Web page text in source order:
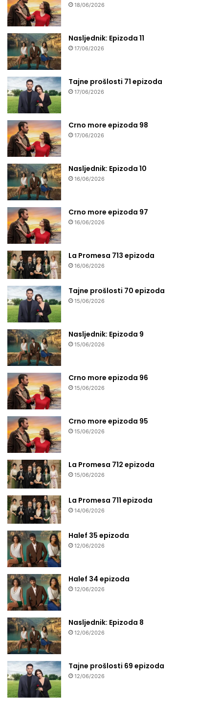
18/06/2026
Nasljednik: Epizoda 11
17/06/2026
Tajne prošlosti 71 epizoda
17/06/2026
Crno more epizoda 98
17/06/2026
Nasljednik: Epizoda 10
16/06/2026
Crno more epizoda 97
16/06/2026
La Promesa 713 epizoda
16/06/2026
Tajne prošlosti 70 epizoda
15/06/2026
Nasljednik: Epizoda 9
15/06/2026
Crno more epizoda 96
15/06/2026
Crno more epizoda 95
15/06/2026
La Promesa 712 epizoda
15/06/2026
La Promesa 711 epizoda
14/06/2026
Halef 35 epizoda
12/06/2026
Halef 34 epizoda
12/06/2026
Nasljednik: Epizoda 8
12/06/2026
Tajne prošlosti 69 epizoda
12/06/2026